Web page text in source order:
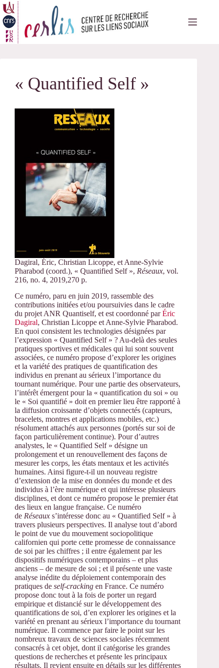
Passer
au
contenu
« Quantified Self »
Dagiral, Éric, Christian Licoppe, et Anne-Sylvie
Pharabod (coord.), « Quantified Self », Réseaux, vol.
216, no. 4, 2019,270 p.
Ce numéro, paru en juin 2019, rassemble des
contributions initiées et/ou poursuivies dans le cadre
du projet ANR Quantiself, et est coordonné parÉric
Dagiral, Christian Licoppe et Anne-Sylvie Pharabod.
En quoi consistent les technologies désignées par
l’expression « Quantified Self » ? Au-delà des seules
pratiques sportives et médicales qui lui sont souvent
associées, ce numéro propose d’explorer les origines
et la variété des pratiques de quantification des
individus en prenant au sérieux l’importance du
tournant numérique. Pour une partie des observateurs,
l’intérêt émergent pour la « quantification du soi » ou
le « Soi quantifié » doit en premier lieu être rapporté à
la diffusion croissante d’objets connectés (capteurs,
bracelets, montres et applications mobiles, etc.)
résolument attachés aux personnes (portés sur soi de
façon particulièrement continue). Pour d’autres
analystes, le « Quantified Self » désigne un
prolongement et un renouvellement des façons de
mesurer les corps, les états mentaux et les activités
humaines. Ainsi figure-t-il un nouveau registre
d’extension de la mise en données du monde et des
individus à l’ère numérique et qui intéresse plusieurs
disciplines, et dont ce numéro propose le premier état
des lieux en langue française. Ce numéro
de Réseaux s’intéresse donc au « Quantified Self » à
travers plusieurs perspectives. Il analyse tout d’abord
le point de vue du mouvement sociopolitique
californien qui porte cette promesse de connaissance
de soi par les chiffres ; il entre également par les
dispositifs numériques contemporains – et plus
anciens – de mesure de soi ; et il présente une vaste
analyse inédite du déploiement contemporain des
pratiques de self-cracking en France. Ce numéro
propose donc tout à la fois de porter un regard
empirique et distancié sur le développement des
quantifications de soi, d’en explorer les origines et la
variété en prenant au sérieux l’importance du tournant
numérique. Il commence par faire le point sur les
nombreux travaux de sciences sociales récemment
consacrés à cet objet, dont il catégorise les grandes
questions de recherches et présente les principaux
résultats. Il revient ensuite en détails sur les différentes